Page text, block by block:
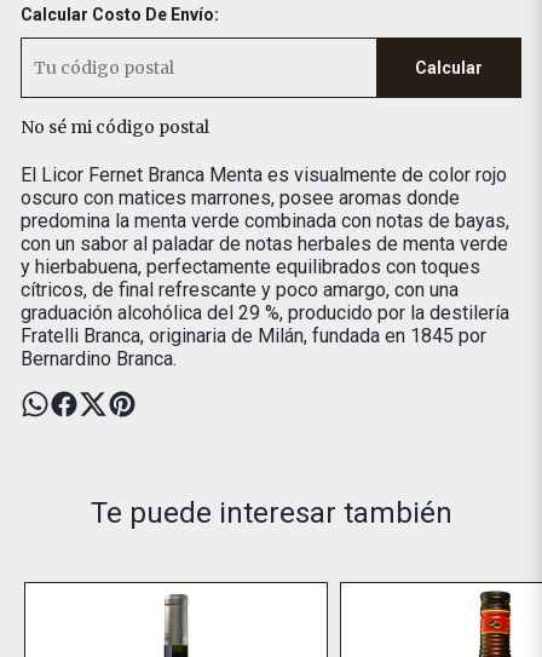
Calcular Costo De Envío:
Calcular
No sé mi código postal
El Licor Fernet Branca Menta es visualmente de color rojo
oscuro con matices marrones, posee aromas donde
predomina la menta verde combinada con notas de bayas,
con un sabor al paladar de notas herbales de menta verde
y hierbabuena, perfectamente equilibrados con toques
cítricos, de final refrescante y poco amargo, con una
graduación alcohólica del 29 %, producido por la destilería
Fratelli Branca, originaria de Milán, fundada en 1845 por
Bernardino Branca.
Te puede interesar también